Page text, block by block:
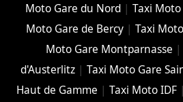
Moto Gare du Nord| Taxi
Moto Gare de Bercy |Taxi
Moto Gare Montparnasse
d'Austerlitz| Taxi Moto Gare
Haut de Gamme | Taxi Moto IDF|